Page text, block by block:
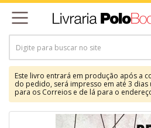
Este livro entrará em produção após a
do pedido, será impresso em até 3 dias
para os Correios e de lá para o